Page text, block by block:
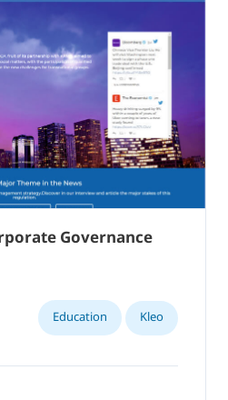
Governance
Kleo
Education